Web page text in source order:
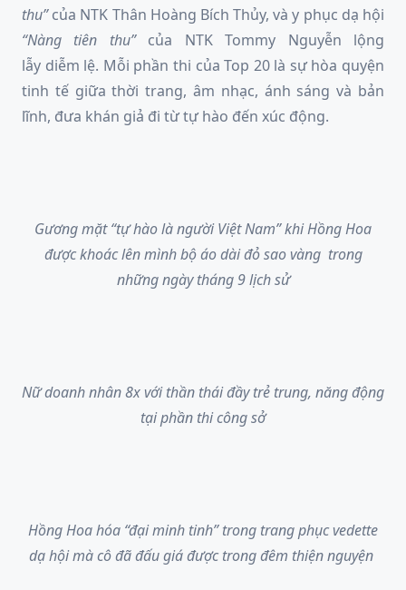
thu”của NTK Thân Hoàng Bích Thủy, và y phục dạ hội
“Nàng tiên thu”của NTK Tommy Nguyễn lộng
lẫy diễm lệ. Mỗi phần thi của Top 20 là sự hòa quyện
tinh tế giữa thời trang, âm nhạc, ánh sáng và bản
lĩnh, đưa khán giả đi từ tự hào đến xúc động.
Gương mặt “tự hào là người Việt Nam” khi Hồng Hoa
được khoác lên mình bộ áo dài đỏ sao vàng trong
những ngày tháng 9 lịch sử
Nữ doanh nhân 8x với thần thái đầy trẻ trung, năng động
tại phần thi công sở
Hồng Hoa hóa “đại minh tinh” trong trang phục vedette
dạ hội mà cô đã đấu giá được trong đêm thiện nguyện